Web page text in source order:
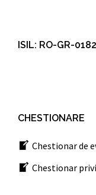
ISIL: RO-GR-0182
CHESTIONARE
Chestionar de
Chestionar